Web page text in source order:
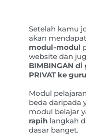
Setelah kamu
akan
modul-modul
website dan
BIMBINGAN
PRIVAT ke
Modul
beda daripada
modul belajar
rapih langkah
dasar banget.